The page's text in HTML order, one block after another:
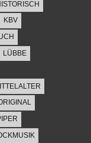
KBV
LÜBBE